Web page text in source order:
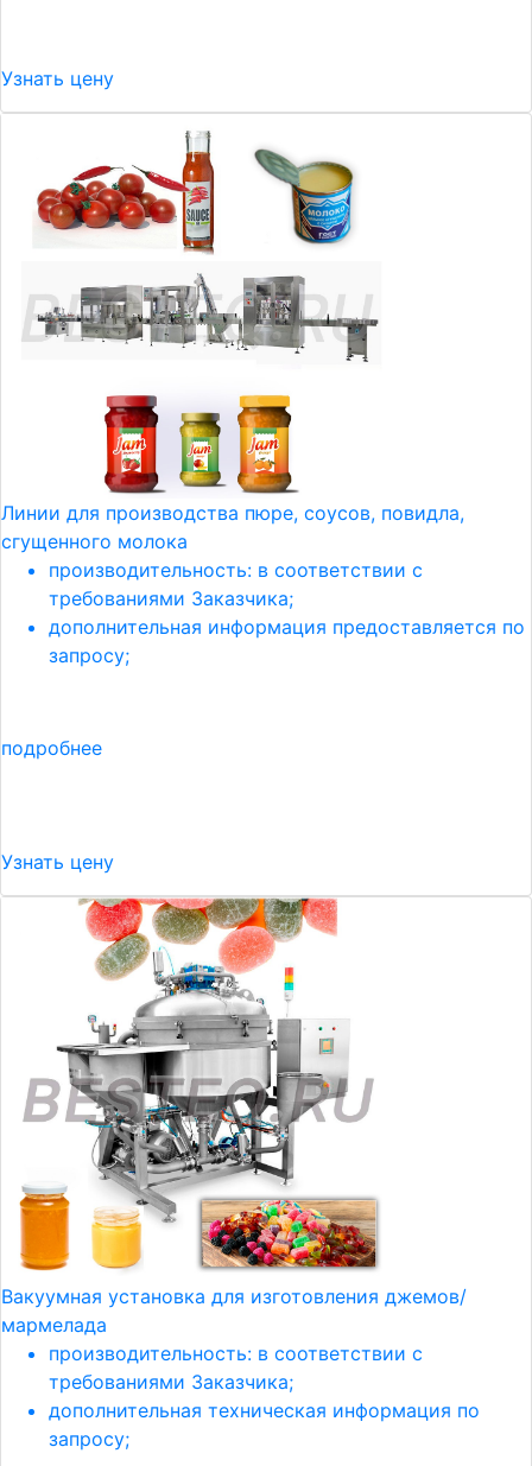
Узнать цену
Линии для производства пюре, соусов, повидла,
сгущенного молока
производительность: в соответствии с
требованиями Заказчика;
дополнительная информация предоставляется по
запросу;
подробнее
Узнать цену
Вакуумная установка для изготовления джемов/
мармелада
производительность: в соответствии с
требованиями Заказчика;
дополнительная техническая информация по
запросу;